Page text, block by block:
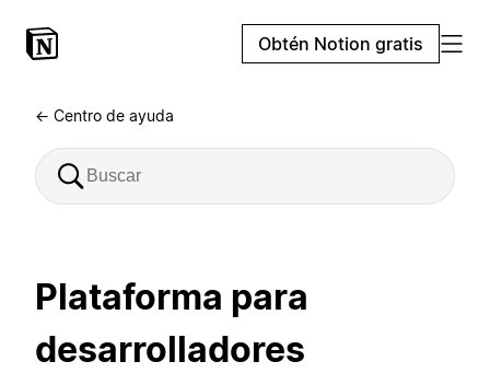
Obtén Notion gratis
← Centro de ayuda
Plataforma para
desarrolladores